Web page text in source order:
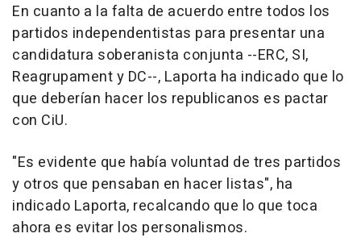
En cuanto a la falta de acuerdo entre todos los
partidos independentistas para presentar una
candidatura soberanista conjunta --ERC, SI,
Reagrupament y DC--, Laporta ha indicado que lo
que deberían hacer los republicanos es pactar
con CiU.
"Es evidente que había voluntad de tres partidos
y otros que pensaban en hacer listas", ha
indicado Laporta, recalcando que lo que toca
ahora es evitar los personalismos.